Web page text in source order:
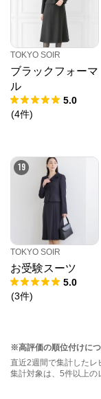
TOKYO SOIR
ブラックフォーマ
ル
5.0
(4件)
19
TOKYO SOIR
お受験スーツ
5.0
(3件)
※高評価の順位付けに
直近2週間で集計したレ
集計対象は、5件以上の